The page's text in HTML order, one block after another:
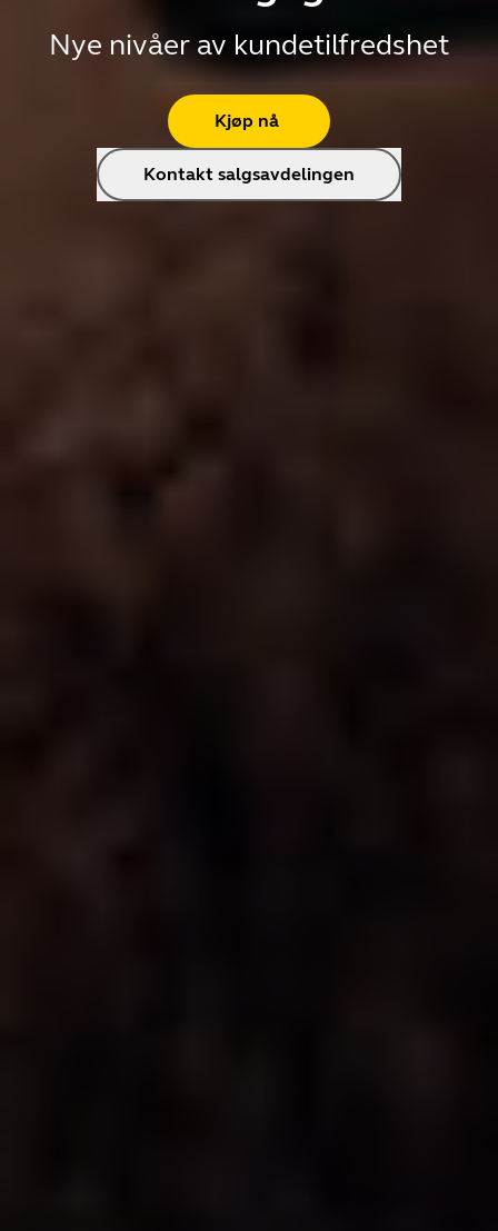
Nye nivåer av kundetilfredshet
Kjøp nå
Kontakt salgsavdelingen